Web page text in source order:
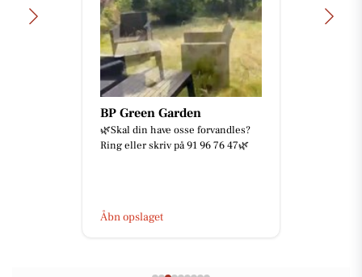
BP Green Garden
🌿Skal din have osse forvandles?
Ring eller skriv på 91 96 76 47🌿
Åbn opslaget